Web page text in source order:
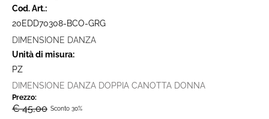
Cod. Art.:
20EDD70308-BCO-GRG
DIMENSIONE DANZA
Unità di misura:
PZ
DIMENSIONE DANZA DOPPIA CANOTTA DONNA
Prezzo:
€ 45,00 Sconto 30%